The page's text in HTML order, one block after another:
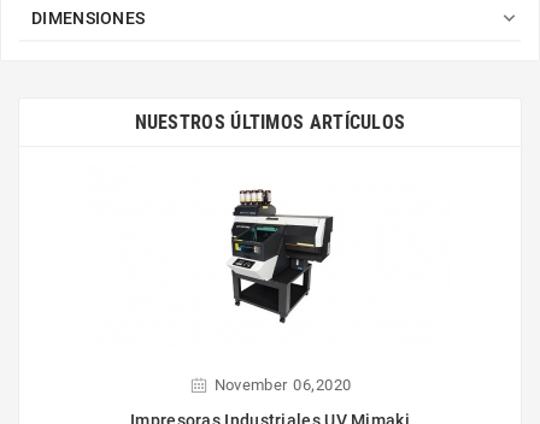
DIMENSIONES 
NUESTROS ÚLTIMOS ARTÍCULOS
November 06,2020
Impresoras Industriales UV Mimaki